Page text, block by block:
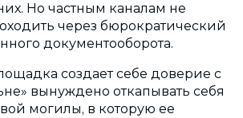
Но частным каналам не
через бюрократический
документооборота.
создает себе доверие с
вынуждено откапывать себя
могилы, в которую ее